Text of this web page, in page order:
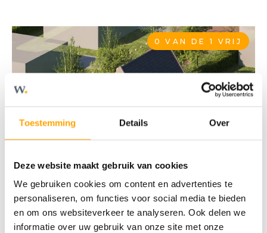
Toestemming Details Over
Deze website maakt gebruik van cookies
We gebruiken cookies om content en advertenties te
personaliseren, om functies voor social media te bieden
en om ons websiteverkeer te analyseren. Ook delen we
informatie over uw gebruik van onze site met onze
0 VAN DE 1 VRIJ
163 m 2